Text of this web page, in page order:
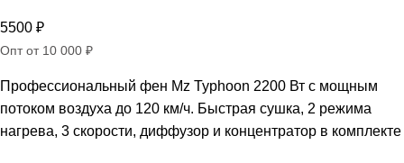
5500 ₽
Опт от 10 000 ₽
Профессиональный фен Mz Typhoon 2200 Вт с мощным
потоком воздуха до 120 км/ч. Быстрая сушка, 2 режима
нагрева, 3 скорости, диффузор и концентратор в комплекте